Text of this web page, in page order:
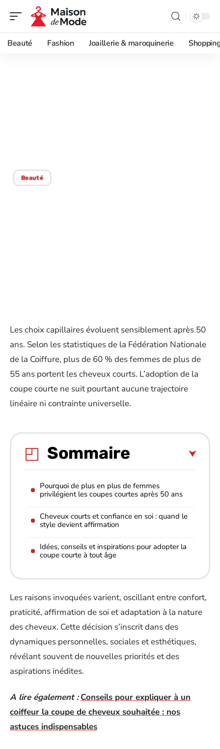
Beauté Fashion Joaillerie & maroquinerie
Beauté
Les choix capillaires évoluent sensiblement après 50
ans. Selon les statistiques de la Fédération Nationale
de la Coiffure, plus de 60 % des femmes de plus de
55 ans portent les cheveux courts. L’adoption de la
coupe courte ne suit pourtant aucune trajectoire
linéaire ni contrainte universelle.
Sommaire
Pourquoi de plus en plus de femmes
privilégient les coupes courtes après 50 ans
Cheveux courts et confiance en soi : quand le
style devient affirmation
Idées, conseils et inspirations pour adopter la
coupe courte à tout âge
Les raisons invoquées varient, oscillant entre confort,
praticité, affirmation de soi et adaptation à la nature
des cheveux. Cette décision s’inscrit dans des
dynamiques personnelles, sociales et esthétiques,
révélant souvent de nouvelles priorités et des
aspirations inédites.
A lire également : Conseils pour expliquer à un
coiffeur la coupe de cheveux souhaitée : nos
astuces indispensables